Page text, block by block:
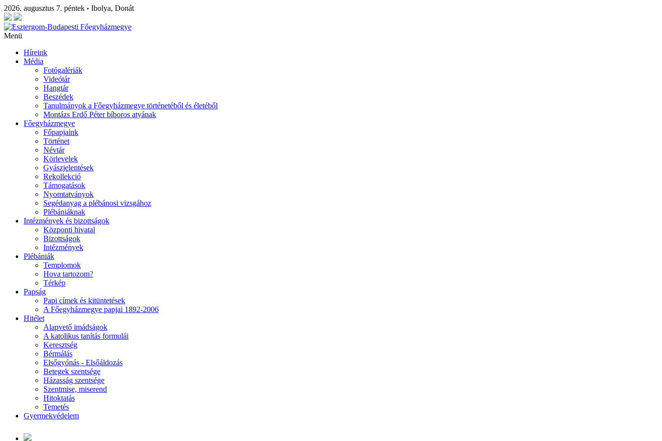
2026. augusztus 7. péntek • Ibolya, Donát
Menü
Híreink
Média
Fotógalériák
Videótár
Hangtár
Beszédek
Tanulmányok a Főegyházmegye történetéből és életéből
Montázs Erdő Péter bíboros atyának
Főegyházmegye
Főpapjaink
Történet
Névtár
Körlevelek
Gyászjelentések
Rekollekció
Támogatások
Nyomtatványok
Segédanyag a plébánosi vizsgához
Plébániáknak
Intézmények és bizottságok
Központi hivatal
Bizottságok
Intézmények
Plébániák
Templomok
Hova tartozom?
Térkép
Papság
Papi címek és kitüntetések
A Főegyházmegye papjai 1892-2006
Hitélet
Alapvető imádságok
A katolikus tanítás formulái
Keresztség
Bérmálás
Elsőgyónás - Elsőáldozás
Betegek szentsége
Házasság szentsége
Szentmise, miserend
Hitoktatás
Temetés
Gyermekvédelem